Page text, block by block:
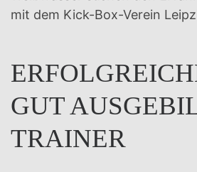
mit dem Kick-Box-Verein
GUT
TRAINER